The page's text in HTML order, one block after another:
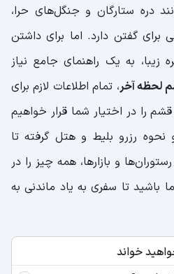
دره ستارگان و جنگل‌های حرا،
گفتن دارد. اما برای داشتن
به یک راهنمای جامع نیاز
لحظه آخر، تمام اطلاعات لازم برای
را در اختیار شما قرار خواهیم
نحوه رزرو بلیط و هتل گرفته تا
و بازارها، همه چیز را در
باشید تا سفری به یاد ماندنی به
خواند